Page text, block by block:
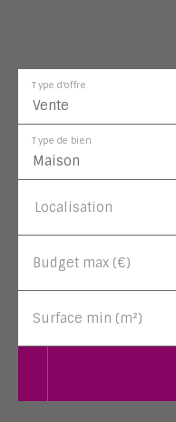
Vente
Type d'offre
Maison
Type de bien
Localisation
Budget max (€)
Surface min (m²)